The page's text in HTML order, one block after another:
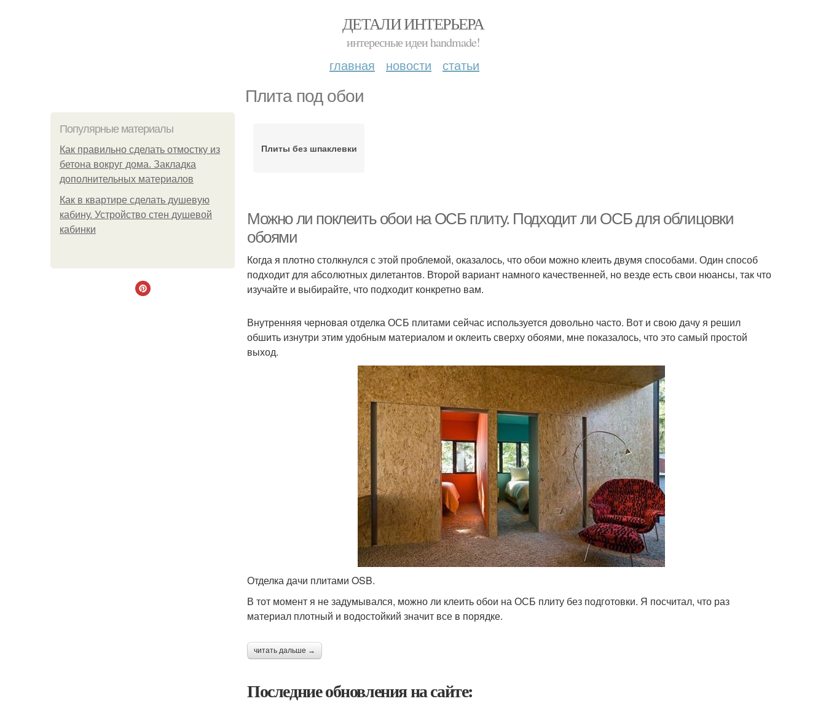
ДЕТАЛИ ИНТЕРЬЕРА
интересные идеи handmade!
главная новости статьи
Плита под обои
Популярные материалы
Как правильно сделать отмостку из
бетона вокруг дома. Закладка
дополнительных материалов
Как в квартире сделать душевую
кабину. Устройство стен душевой
кабинки
Плиты без шпаклевки
Можно ли поклеить обои на ОСБ плиту. Подходит ли ОСБ для облицовки
обоями
Когда я плотно столкнулся с этой проблемой, оказалось, что обои можно клеить двумя способами. Один способ
подходит для абсолютных дилетантов. Второй вариант намного качественней, но везде есть свои нюансы, так что
изучайте и выбирайте, что подходит конкретно вам.
Внутренняя черновая отделка ОСБ плитами сейчас используется довольно часто. Вот и свою дачу я решил
обшить изнутри этим удобным материалом и оклеить сверху обоями, мне показалось, что это самый простой
выход.
Отделка дачи плитами OSB.
В тот момент я не задумывался, можно ли клеить обои на ОСБ плиту без подготовки. Я посчитал, что раз
материал плотный и водостойкий значит все в порядке.
читать дальше →
Последние обновления на сайте: